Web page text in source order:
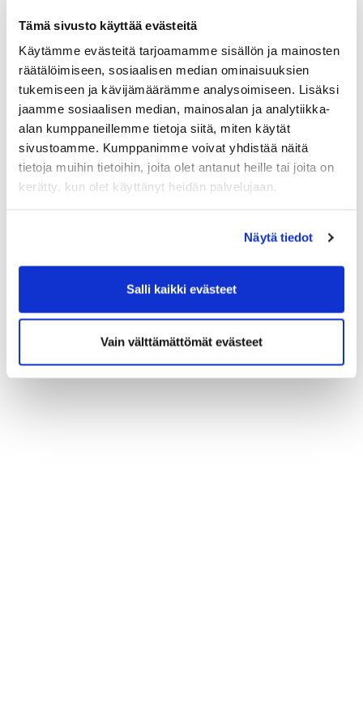
Tämä sivusto käyttää evästeitä
Käytämme evästeitä tarjoamamme sisällön ja mainosten
räätälöimiseen, sosiaalisen median ominaisuuksien
tukemiseen ja kävijämäärämme analysoimiseen. Lisäksi
jaamme sosiaalisen median, mainosalan ja analytiikka-
alan kumppaneillemme tietoja siitä, miten käytät
sivustoamme. Kumppanimme voivat yhdistää näitä
tietoja muihin tietoihin, joita olet antanut heille tai joita on
kerätty, kun olet käyttänyt heidän palvelujaan.
Näytä tiedot
Salli kaikki evästeet
Vain välttämättömät evästeet
Jäsennumero:
Rekisteröidy
Haluan tilata Hartola Golf uutiskirjeen
Olen lukenut tietosuojaselosteen ja hyväksyn
henkilötietojeni käsittelyn (*)